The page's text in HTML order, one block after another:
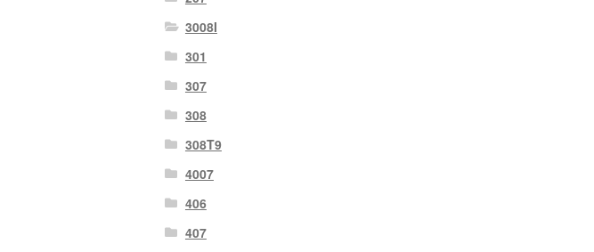
3008I
301
307
308
308T9
4007
406
407